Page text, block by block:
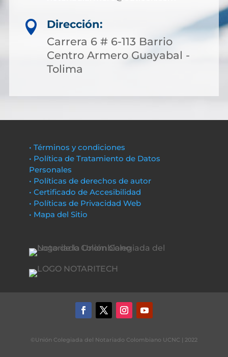

Dirección:
Carrera 6 # 6-113 Barrio
Centro Armero Guayabal -
Tolima
• Términos y condiciones
• Política de Tratamiento de Datos
Personales
• Políticas de derechos de autor
• Certificado de Accesibilidad
• Políticas de Privacidad Web
• Mapa del Sitio
©Unión Colegiada del Notariado Colombiano UCNC | 2022